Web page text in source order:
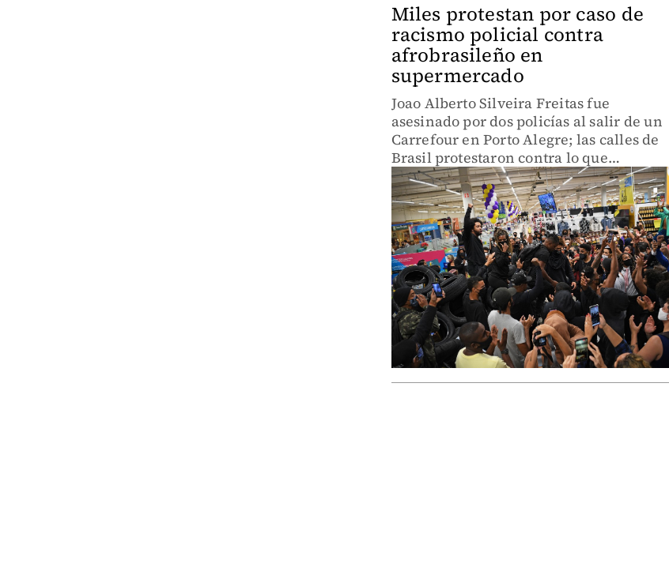
Miles protestan por caso de
racismo policial contra
afrobrasileño en
supermercado
Joao Alberto Silveira Freitas fue
asesinado por dos policías al salir de un
Carrefour en Porto Alegre; las calles de
Brasil protestaron contra lo que
asimilan a un caso similar al de George
Floyd en Estados Unidos.